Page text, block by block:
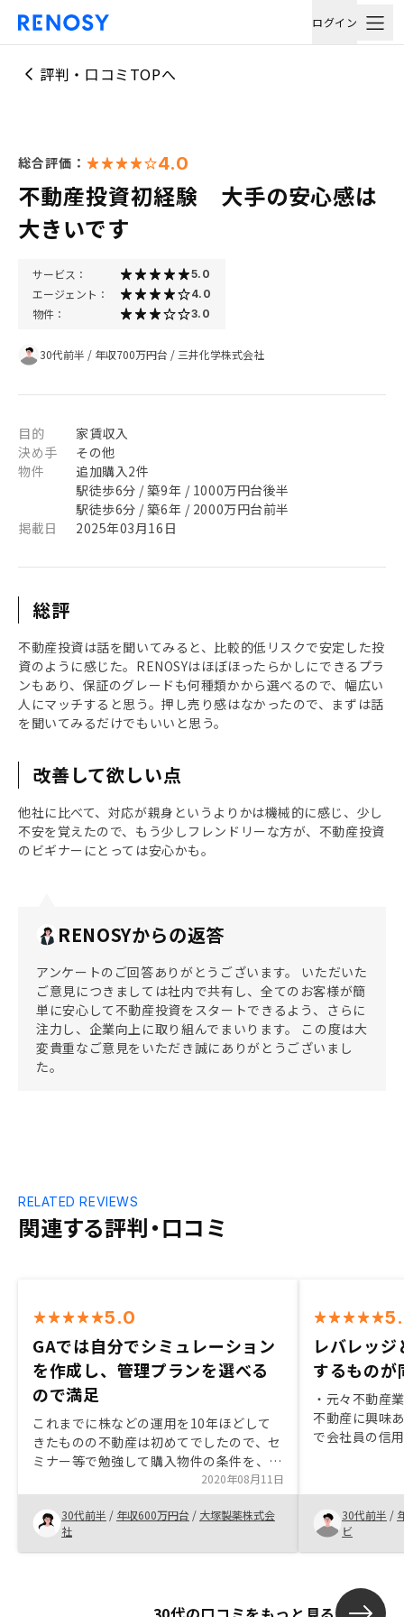
ログイン
評判・口コミTOPへ
総合評価： 4.0
不動産投資初経験 大手の安心感は
大きいです
サービス： 5.0
エージェント： 4.0
物件： 3.0
30代前半 / 年収700万円台 / 三井化学株式会社
目的
家賃収入
決め手
その他
物件
追加購入2件
駅徒歩6分 / 築9年 / 1000万円台後半
駅徒歩6分 / 築6年 / 2000万円台前半
掲載日
2025年03月16日
総評
不動産投資は話を聞いてみると、比較的低リスクで安定した投
資のように感じた。RENOSYはほぼほったらかしにできるプラ
ンもあり、保証のグレードも何種類かから選べるので、幅広い
人にマッチすると思う。押し売り感はなかったので、まずは話
を聞いてみるだけでもいいと思う。
改善して欲しい点
他社に比べて、対応が親身というよりかは機械的に感じ、少し
不安を覚えたので、もう少しフレンドリーな方が、不動産投資
のビギナーにとっては安心かも。
RENOSYからの返答
アンケートのご回答ありがとうございます。 いただいた
ご意見につきましては社内で共有し、全てのお客様が簡
単に安心して不動産投資をスタートできるよう、さらに
注力し、企業向上に取り組んでまいります。 この度は大
変貴重なご意見をいただき誠にありがとうございまし
た。
関連する評判・口コミ
RELATED REVIEWS
5.0
GAでは自分でシミュレーション
を作成し、管理プランを選べる
ので満足
これまでに株などの運用を10年ほどして
きたものの不動産は初めてでしたので、セ
ミナー等で勉強して購入物件の条件を、将
来的に売却することも視野に入れて、好立
地で割安なものに決めました。そこで、実
際に新築と中古を比較したところ、中古の
方が好立地であることがわかり、中古に強
くて管理費の安いGAさんに物件をお願い
らえて理系の私も納得できましたし、希望
2020年08月11日
30代前半 / 年収600万円台 / 大塚製薬株式会
社
レバレッ
するものが
・元々不動産
不動産に興味
で会社員の信
社ネオインカ
しても川崎フ
ど信頼性が高
・たまたまで
ため購入に至
べてのカード
30代前半 /
ビ